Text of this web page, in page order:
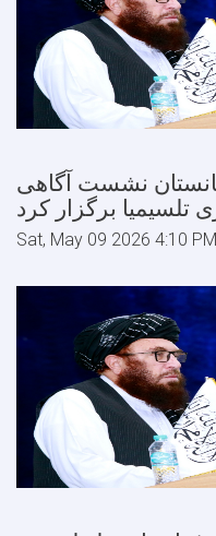
نشست آگاهی
تلسیمیا برگزار کرد
Sat, May 09 2026 4:10 PM